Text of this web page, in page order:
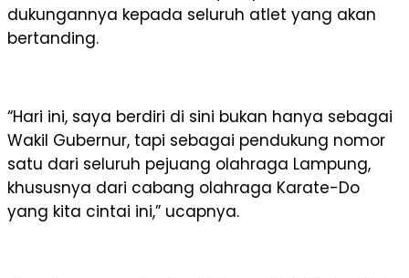
dukungannya kepada seluruh atlet yang akan
bertanding.
“Hari ini, saya berdiri di sini bukan hanya sebagai
Wakil Gubernur, tapi sebagai pendukung nomor
satu dari seluruh pejuang olahraga Lampung,
khususnya dari cabang olahraga Karate-Do
yang kita cintai ini,” ucapnya.